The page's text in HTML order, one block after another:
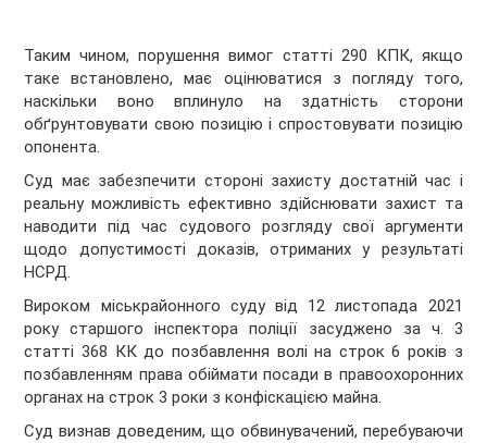
Таким чином, порушення вимог статті 290 КПК, якщо
таке встановлено, має оцінюватися з погляду того,
наскільки воно вплинуло на здатність сторони
обґрунтовувати свою позицію і спростовувати позицію
опонента.
Суд має забезпечити стороні захисту достатній час і
реальну можливість ефективно здійснювати захист та
наводити під час судового розгляду свої аргументи
щодо допустимості доказів, отриманих у результаті
НСРД.
Вироком міськрайонного суду від 12 листопада 2021
року старшого інспектора поліції засуджено за ч. 3
статті 368 КК до позбавлення волі на строк 6 років з
позбавленням права обіймати посади в правоохоронних
органах на строк 3 роки з конфіскацією майна.
Суд визнав доведеним, що обвинувачений, перебуваючи